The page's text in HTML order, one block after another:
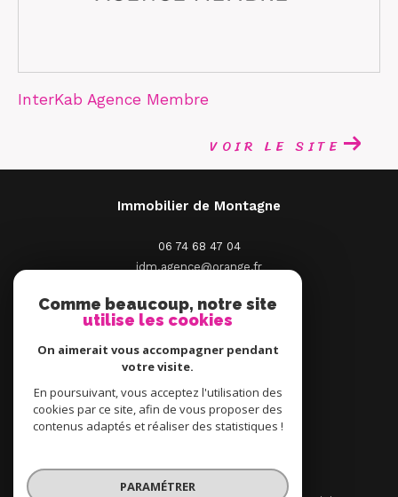
InterKab Agence Membre
VOIR LE SITE
Immobilier de Montagne
06 74 68 47 04
idm.agence@orange.fr
66210 Saint-Pierre-Dels-Forcats
ADHÉRENTS
Comme beaucoup, notre site
utilise les cookies
On aimerait vous accompagner pendant
votre visite.
En poursuivant, vous acceptez l'utilisation des
cookies par ce site, afin de vous proposer des
contenus adaptés et réaliser des statistiques !
PARAMÉTRER